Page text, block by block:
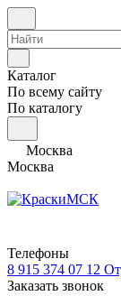
Каталог
По всему сайту
По каталогу
Москва
Москва
Телефоны
8 915 374 07 12
Заказать звонок